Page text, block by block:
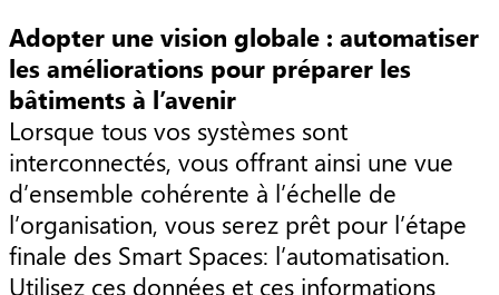
Adopter une vision globale : automatiser
les améliorations pour préparer les
bâtiments à l’avenir
Lorsque tous vos systèmes sont
interconnectés, vous offrant ainsi une vue
d’ensemble cohérente à l’échelle de
l’organisation, vous serez prêt pour l’étape
finale des Smart Spaces: l’automatisation.
Utilisez ces données et ces informations